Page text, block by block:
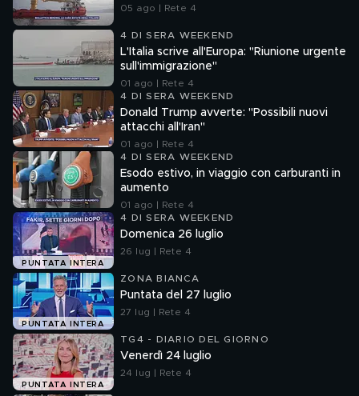
05 ago | Rete 4
4 DI SERA WEEKEND
L'Italia scrive all'Europa: "Riunione urgente
sull'immigrazione"
01 ago | Rete 4
4 DI SERA WEEKEND
Donald Trump avverte: "Possibili nuovi
attacchi all'Iran"
01 ago | Rete 4
4 DI SERA WEEKEND
Esodo estivo, in viaggio con carburanti in
aumento
01 ago | Rete 4
PUNTATA INTERA
4 DI SERA WEEKEND
Domenica 26 luglio
26 lug | Rete 4
PUNTATA INTERA
ZONA BIANCA
Puntata del 27 luglio
27 lug | Rete 4
PUNTATA INTERA
TG4 - DIARIO DEL GIORNO
Venerdì 24 luglio
24 lug | Rete 4